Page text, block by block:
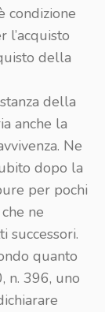
condizione
l’acquisto
della
della
anche la
Ne
dopo la
per pochi
ne
successori.
quanto
n. 396, uno